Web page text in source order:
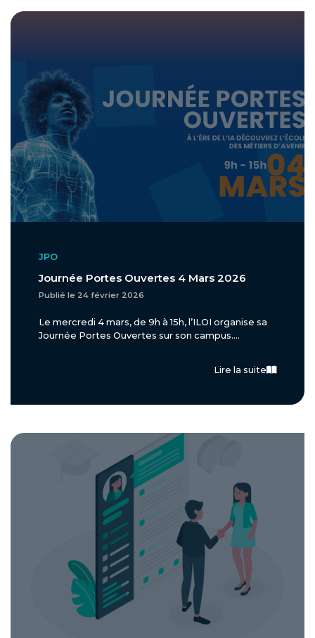
JPO
Journée Portes Ouvertes 4 Mars 2026
Publié le 24 février 2026
Le mercredi 4 mars, de 9h à 15h, l’ILOI organise sa
Journée Portes Ouvertes sur son campus....
Lire la suite